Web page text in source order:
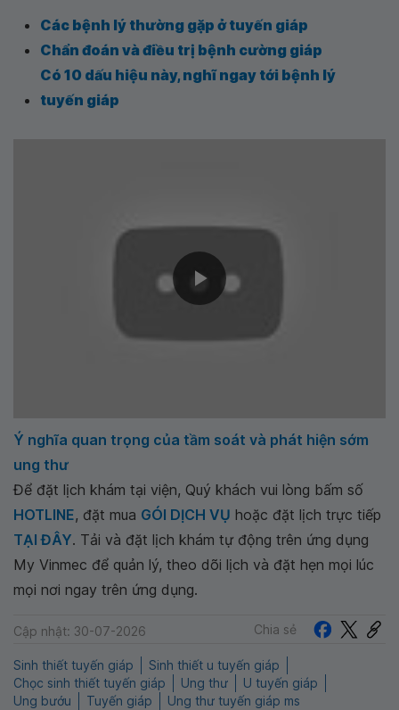
Các bệnh lý thường gặp ở tuyến giáp
Chẩn đoán và điều trị bệnh cường giáp
Có 10 dấu hiệu này, nghĩ ngay tới bệnh lý
tuyến giáp
Ý nghĩa quan trọng của tầm soát và phát hiện sớm
ung thư
Để đặt lịch khám tại viện, Quý khách vui lòng bấm số
HOTLINE, đặt mua GÓI DỊCH VỤ hoặc đặt lịch trực tiếp
TẠI ĐÂY. Tải và đặt lịch khám tự động trên ứng dụng
My Vinmec để quản lý, theo dõi lịch và đặt hẹn mọi lúc
mọi nơi ngay trên ứng dụng.
Cập nhật: 30-07-2026 Chia sẻ
Sinh thiết tuyến giáp
Sinh thiết u tuyến giáp
Chọc sinh thiết tuyến giáp
Ung thư
U tuyến giáp
Ung bướu
Tuyến giáp Ung thư tuyến giáp ms